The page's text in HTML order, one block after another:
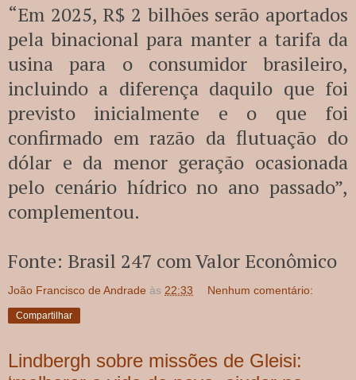
“Em 2025, R$ 2 bilhões serão aportados
pela binacional para manter a tarifa da
usina para o consumidor brasileiro,
incluindo a diferença daquilo que foi
previsto inicialmente e o que foi
confirmado em razão da flutuação do
dólar e da menor geração ocasionada
pelo cenário hídrico no ano passado”,
complementou.
Fonte: Brasil 247 com Valor Econômico
João Francisco de Andrade às 22:33 Nenhum comentário:
Compartilhar
Lindbergh sobre missões de Gleisi: